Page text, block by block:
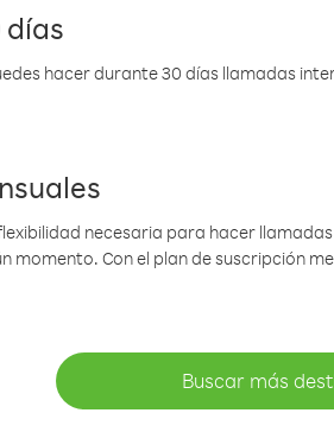
días
hacer durante 30 días llamadas
necesaria para hacer
momento. Con el plan de suscripción
Buscar más